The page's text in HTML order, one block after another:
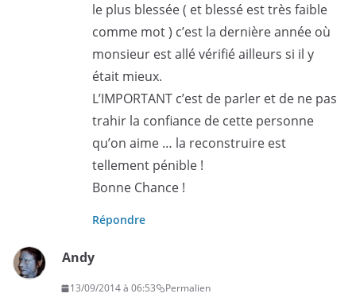
le plus blessée ( et blessé est très faible
comme mot ) c’est la dernière année où
monsieur est allé vérifié ailleurs si il y
était mieux.
L’IMPORTANT c’est de parler et de ne pas
trahir la confiance de cette personne
qu’on aime … la reconstruire est
tellement pénible !
Bonne Chance !
Répondre
Andy
13/09/2014 à 06:53 Permalien